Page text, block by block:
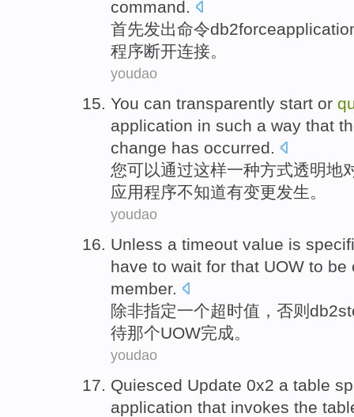
command.
首先发出命令db2force
程序断开连接。
youdao
You can transparently start or
application in such a way that
change has occurred.
您可以通过这样一种方式透明地
应用程序不知道有变更发生。
youdao
Unless a timeout value is
have to wait for that UOW to be
member.
除非指定一个超时值 ，否则
待那个UOW完成。
youdao
Quiesced Update 0x2 a table
application that invokes the